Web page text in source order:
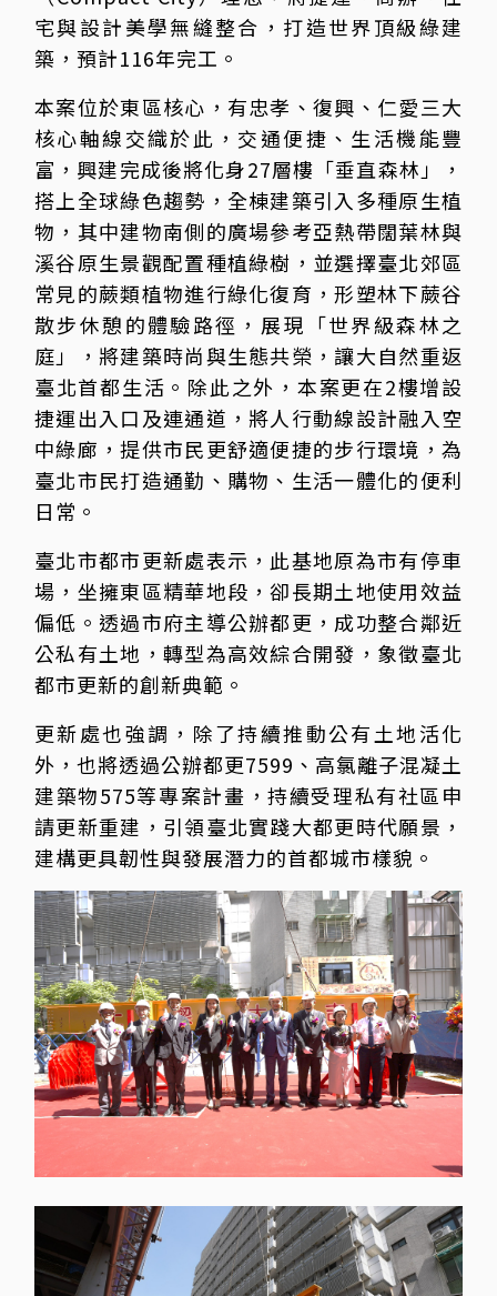
宅與設計美學無縫整合，打造世界頂級綠建
築，預計116年完工。
本案位於東區核心，有忠孝、復興、仁愛三大
核心軸線交織於此，交通便捷、生活機能豐
富，興建完成後將化身27層樓「垂直森林」，
搭上全球綠色趨勢，全棟建築引入多種原生植
物，其中建物南側的廣場參考亞熱帶闊葉林與
溪谷原生景觀配置種植綠樹，並選擇臺北郊區
常見的蕨類植物進行綠化復育，形塑林下蕨谷
散步休憩的體驗路徑，展現「世界級森林之
庭」，將建築時尚與生態共榮，讓大自然重返
臺北首都生活。除此之外，本案更在2樓增設
捷運出入口及連通道，將人行動線設計融入空
中綠廊，提供市民更舒適便捷的步行環境，為
臺北市民打造通勤、購物、生活一體化的便利
日常。
臺北市都市更新處表示，此基地原為市有停車
場，坐擁東區精華地段，卻長期土地使用效益
偏低。透過市府主導公辦都更，成功整合鄰近
公私有土地，轉型為高效綜合開發，象徵臺北
都市更新的創新典範。
更新處也強調，除了持續推動公有土地活化
外，也將透過公辦都更7599、高氯離子混凝土
建築物575等專案計畫，持續受理私有社區申
請更新重建，引領臺北實踐大都更時代願景，
建構更具韌性與發展潛力的首都城市樣貌。